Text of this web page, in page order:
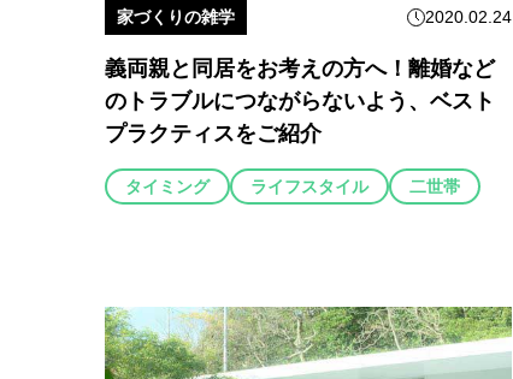
家づくりの雑学 2020.02.24
義両親と同居をお考えの方へ！離婚など
のトラブルにつながらないよう、ベスト
プラクティスをご紹介
タイミング ライフスタイル 二世帯